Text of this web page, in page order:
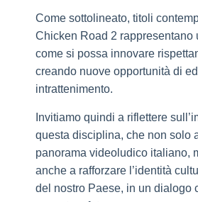
Come sottolineato, titoli
Chicken Road 2 rappresentano
come si possa innovare
creando nuove opportunità di
intrattenimento.
Invitiamo quindi a riflettere
questa disciplina, che non solo
panorama videoludico italiano,
anche a rafforzare l’identità
del nostro Paese, in un dialogo